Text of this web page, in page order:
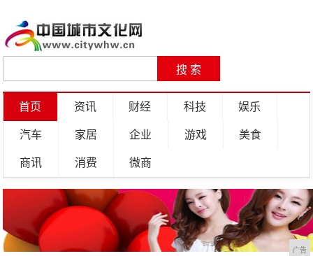
首页 资讯 财经 科技 娱乐
汽车 家居 企业 游戏 美食
商讯 消费 微商
广告